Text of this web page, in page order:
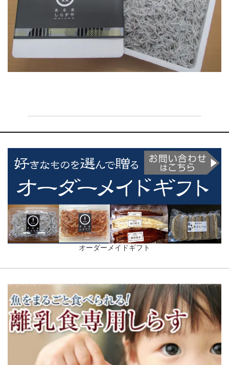
しらす、桜えび新漁始まりました！！...
まるましらすやのお知らせ
2026.1.15
合格を❝しらす❞！！知らせよう！...
オーダーメイドギフト